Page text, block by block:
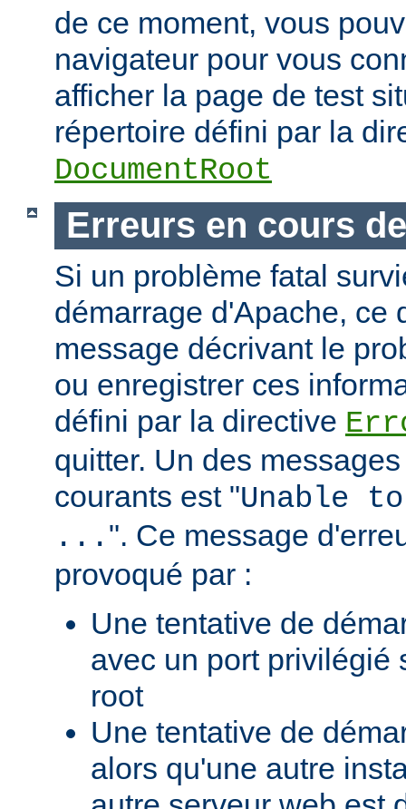
de ce moment, vous
navigateur pour vous
afficher la page de test
répertoire défini par la
DocumentRoot
Erreurs en cours
Si un problème fatal
démarrage d'Apache, ce
message décrivant le
ou enregistrer ces
défini par la directive
quitter. Un des
courants est "Unable
... ". Ce message
provoqué par :
Une tentative de
avec un port privilégié
root
Une tentative de
alors qu'une autre